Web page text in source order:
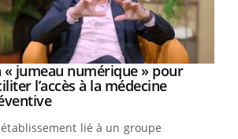
« jumeau numérique » pour
l’accès à la médecine
Youtube
lié à un groupe